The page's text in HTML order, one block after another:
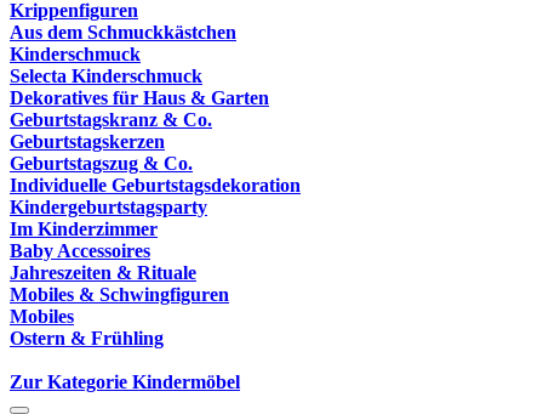
Krippenfiguren
Aus dem Schmuckkästchen
Kinderschmuck
Selecta Kinderschmuck
Dekoratives für Haus & Garten
Geburtstagskranz & Co.
Geburtstagskerzen
Geburtstagszug & Co.
Individuelle Geburtstagsdekoration
Kindergeburtstagsparty
Im Kinderzimmer
Baby Accessoires
Jahreszeiten & Rituale
Mobiles & Schwingfiguren
Mobiles
Ostern & Frühling
Zur Kategorie Kindermöbel